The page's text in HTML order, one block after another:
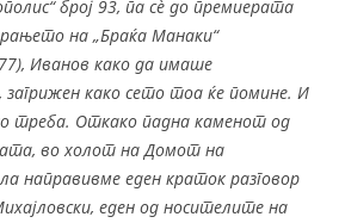
e
n
g
er
број 93, па сè до премиерата
на „Браќа Манаки“
Иванов како да имаше
како сето тоа ќе помине. И
треба. Откако падна каменот од
во холот на Домот на
направивме еден краток разговор
еден од носителите на